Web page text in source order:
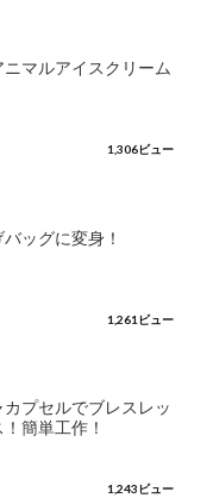
マルアイスクリーム
1,306ビュー
ッグに変身！
1,261ビュー
プセルでブレスレッ
簡単工作！
1,243ビュー